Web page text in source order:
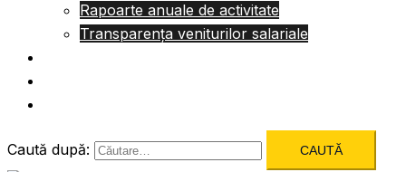
Rapoarte anuale de activitate
Transparența veniturilor salariale
Caută după: